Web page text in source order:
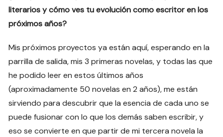
literarios y cómo ves tu evolución como escritor en los
próximos años?
Mis próximos proyectos ya están aquí, esperando en la
parrilla de salida, mis 3 primeras novelas, y todas las que
he podido leer en estos últimos años
(aproximadamente 50 novelas en 2 años), me están
sirviendo para descubrir que la esencia de cada uno se
puede fusionar con lo que los demás saben escribir, y
eso se convierte en que partir de mi tercera novela la